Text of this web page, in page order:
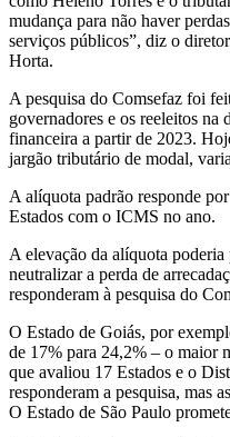
mudança para não haver
serviços públicos”, diz o
Horta.
A pesquisa do Comsefaz foi
governadores e os reeleitos na
financeira a partir de 2023.
jargão tributário de modal,
A alíquota padrão responde
Estados com o ICMS no ano.
A elevação da alíquota
neutralizar a perda de
responderam à pesquisa do
O Estado de Goiás, por
de 17% para 24,2% – o maior
que avaliou 17 Estados e o
responderam a pesquisa, mas
O Estado de São Paulo